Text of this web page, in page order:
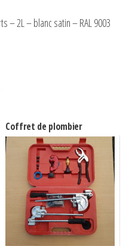
– 2L – blanc satin – RAL 9003
Coffret de plombier